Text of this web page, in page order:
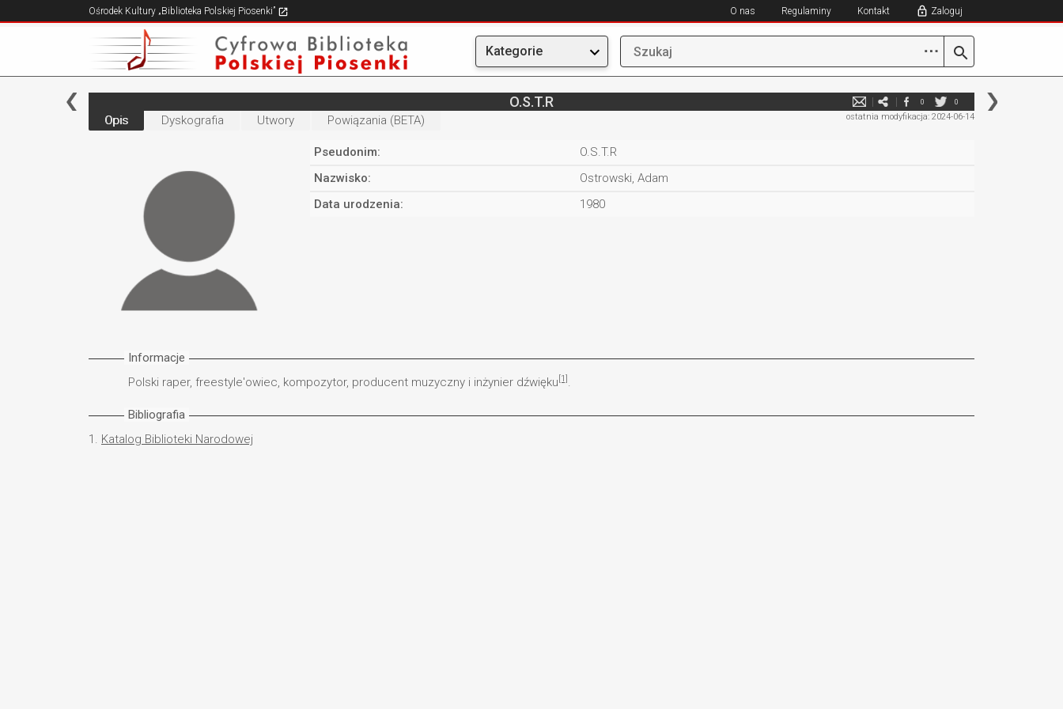
Ośrodek Kultury „Biblioteka Polskiej Piosenki” O nas Regulaminy Kontakt Zaloguj
Kategorie ⋯
O.S.T.R 0 0
ostatnia modyfikacja: 2024-06-14
Opis Dyskografia Utwory Powiązania (BETA)
Pseudonim:
O.S.T.R
Nazwisko:
Ostrowski, Adam
Data urodzenia:
1980
Informacje
Polski raper, freestyle'owiec, kompozytor, producent muzyczny i inżynier dźwięku [1] .
Bibliografia
1. Katalog Biblioteki Narodowej